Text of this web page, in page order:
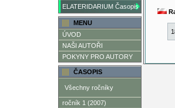
ELATERIDARIUM Časopis
MENU
ÚVOD
NAŠI AUTOŘI
POKYNY PRO AUTORY
ČASOPIS
Všechny ročníky
ročník 1 (2007)